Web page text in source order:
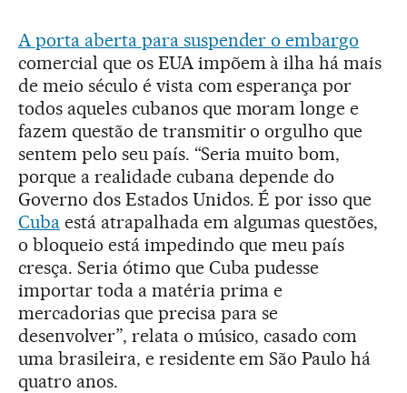
A porta aberta para suspender o embargo
comercial que os EUA impõem à ilha há mais
de meio século é vista com esperança por
todos aqueles cubanos que moram longe e
fazem questão de transmitir o orgulho que
sentem pelo seu país. “Seria muito bom,
porque a realidade cubana depende do
Governo dos Estados Unidos. É por isso que
Cubaestá atrapalhada em algumas questões,
o bloqueio está impedindo que meu país
cresça. Seria ótimo que Cuba pudesse
importar toda a matéria prima e
mercadorias que precisa para se
desenvolver”, relata o músico, casado com
uma brasileira, e residente em São Paulo há
quatro anos.